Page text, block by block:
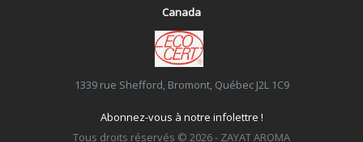
Canada
1339 rue Shefford, Bromont, Québec J2L 1C9
Abonnez-vous à notre infolettre !
Tous droits réservés © 2026 - ZAYAT AROMA